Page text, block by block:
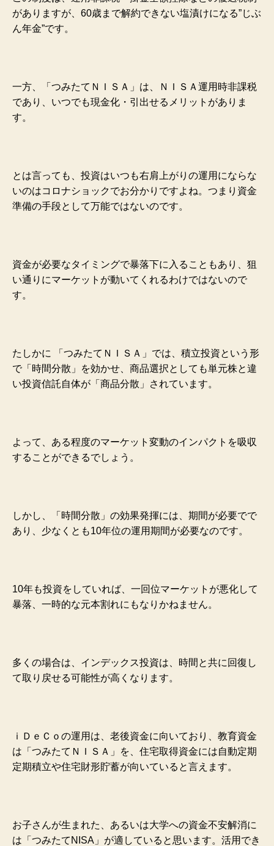
がありますが、60歳まで解約できない塩漬けになる”じぶ
ん年金”です。
一方、「つみたてＮＩＳＡ」は、ＮＩＳＡ運用時非課税
であり、いつでも現金化・引出せるメリットがありま
す。
とは言っても、投資はいつも右肩上がりの運用にならな
いのはコロナショックでお分かりですよね。つまり資金
準備の手段として万能ではないのです。
資金が必要なタイミングで暴落下に入ることもあり、狙
い通りにマーケットが動いてくれるわけではないので
す。
たしかに 「つみたてＮＩＳＡ」では、積立投資という形
で「時間分散」を効かせ、商品選択としても単元株と違
い投資信託自体が「商品分散」されています。
よって、ある程度のマーケット変動のインパクトを吸収
することができるでしょう。
しかし、「時間分散」の効果発揮には、期間が必要でで
あり、少なくとも10年位の運用期間が必要なのです。
10年も投資をしていれば、一回位マーケットが悪化して
暴落、一時的な元本割れにもなりかねません。
多くの場合は、インデックス投資は、時間と共に回復し
て取り戻せる可能性が高くなります。
ｉＤｅＣｏの運用 は、老後資金に向いており、 教育資金
は「つみたてＮＩＳＡ」を、住宅取得資金には自動定期
定期積立や住宅財形貯蓄が向いていると言えます。
お子さんが生まれた、あるいは大学への資金不安解消に
は「つみたてNISA」が適していると思います。活用でき